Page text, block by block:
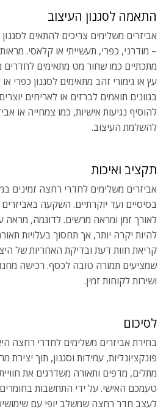
התאמה לסגנון העיצוב
אביזרים משלימים צריכים להתאים
– מודרני, כפרי, תעשייתי או קלאסי.
מתכתיים כמו שחור מט מתאימים לחדרים
עץ או גימורי זהב מתאימים לסגנון כפרי
בגוונים תואמים לברזים או לאריחים
להוסיף נגיעות אישיות, כמו צמחייה או
להשלמת העיצוב.
תקציב ואיכות
אביזרים משלימים לחדרי רחצה זמינים
בסיסיים ועד יוקרתיים. השקעה
לאורך זמן ומראה מרשים. לדוגמה, מראה
להיות יקרה יותר, אך תחסוך בעלויות
קריאת חוות דעת ובדיקת האחריות של
שמציעים תמורה טובה לכסף. רכישה
ושירות לקוחות זמין.
לסיכום
בחירת אביזרים משלימים לחדרי רחצה
פונקציונליות, עמידות וסגנון, תוך יצירת
מתלים, מדפים ותאורה משדרגים את
טעמכם האישי. על ידי התחשבות
לעצב חדר רחצה שמשלב יופי עם